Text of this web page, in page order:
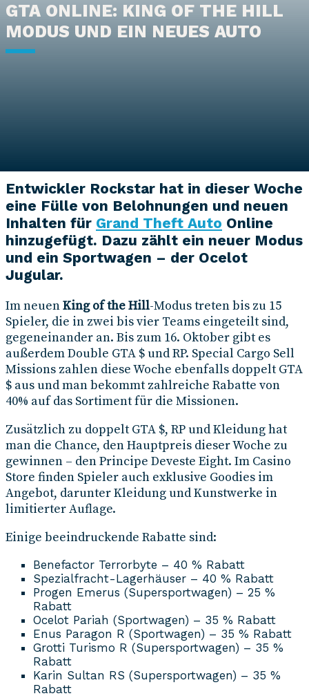
GTA ONLINE: KING OF THE HILL
MODUS UND EIN NEUES AUTO
Entwickler Rockstar hat in dieser Woche
eine Fülle von Belohnungen und neuen
Inhalten für Grand Theft Auto Online
hinzugefügt. Dazu zählt ein neuer Modus
und ein Sportwagen – der Ocelot
Jugular.
Im neuenKing of the Hill-Modus treten bis zu 15
Spieler, die in zwei bis vier Teams eingeteilt sind,
gegeneinander an. Bis zum 16. Oktober gibt es
außerdem Double GTA $ und RP. Special Cargo Sell
Missions zahlen diese Woche ebenfalls doppelt GTA
$ aus und man bekommt zahlreiche Rabatte von
40% auf das Sortiment für die Missionen.
Zusätzlich zu doppelt GTA $, RP und Kleidung hat
man die Chance, den Hauptpreis dieser Woche zu
gewinnen – den Principe Deveste Eight. Im Casino
Store finden Spieler auch exklusive Goodies im
Angebot, darunter Kleidung und Kunstwerke in
limitierter Auflage.
Einige beeindruckende Rabatte sind:
Benefactor Terrorbyte – 40 % Rabatt
Spezialfracht-Lagerhäuser – 40 % Rabatt
Progen Emerus (Supersportwagen) – 25 %
Rabatt
Ocelot Pariah (Sportwagen) – 35 % Rabatt
Enus Paragon R (Sportwagen) – 35 % Rabatt
Grotti Turismo R (Supersportwagen) – 35 %
Rabatt
Karin Sultan RS (Supersportwagen) – 35 %
Rabatt